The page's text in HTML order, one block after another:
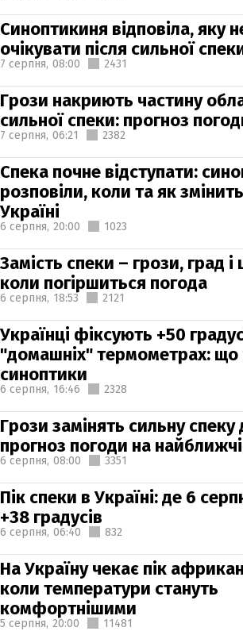
Синоптикиня відповіла, яку
очікувати після сильної
7 серпня, 08:00 2431
Грози накриють частину
сильної спеки: прогноз
7 серпня, 06:21 2382
Спека почне відступати:
розповіли, коли та як
Україні
6 серпня, 20:00 1023
Замість спеки – грози, град і
коли погіршиться погода
6 серпня, 18:53 2121
Українці фіксують +50
"домашніх" термометрах: що
синоптики
6 серпня, 16:46 2328
Грози замінять сильну спеку
прогноз погоди на найближчі
6 серпня, 08:00 3351
Пік спеки в Україні: де 6
+38 градусів
6 серпня, 06:40 832
На Україну чекає пік
коли температури стануть
комфортнішими
5 серпня, 20:00 11481